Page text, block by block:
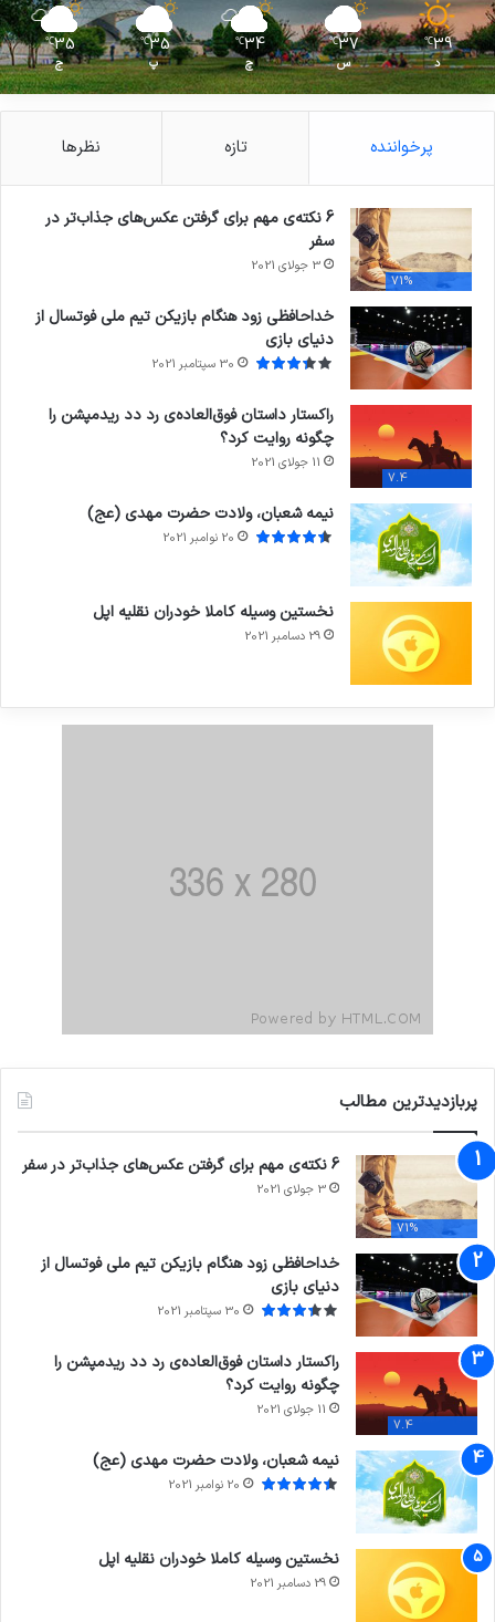
39
℃
د
37
℃
س
34
℃
چ
35
℃
پ
35
℃
ج
پرخواننده تازه نظرها
71%
6 نکته‌ی مهم برای گرفتن عکس‌های جذاب‌تر در
سفر
3 جولای 2021
خداحافظی زود هنگام بازیکن تیم ملی فوتسال از
دنیای بازی
30 سپتامبر 2021
7.4
راکستار داستان فوق‌العاده‌ی رد دد ریدمپشن را
چگونه روایت کرد؟
11 جولای 2021
نیمه شعبان، ولادت حضرت مهدی (عج)
20 نوامبر 2021
نخستین وسیله کاملا خودران نقلیه اپل
29 دسامبر 2021
پربازدیدترین مطالب
71%
6 نکته‌ی مهم برای گرفتن عکس‌های جذاب‌تر در سفر
3 جولای 2021
خداحافظی زود هنگام بازیکن تیم ملی فوتسال از
دنیای بازی
30 سپتامبر 2021
7.4
راکستار داستان فوق‌العاده‌ی رد دد ریدمپشن را
چگونه روایت کرد؟
11 جولای 2021
نیمه شعبان، ولادت حضرت مهدی (عج)
20 نوامبر 2021
نخستین وسیله کاملا خودران نقلیه اپل
29 دسامبر 2021